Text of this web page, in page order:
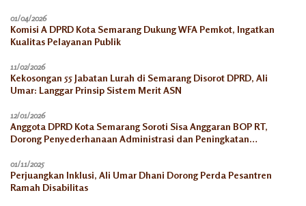
01/04/2026
Komisi A DPRD Kota Semarang Dukung WFA Pemkot, Ingatkan
Kualitas Pelayanan Publik
11/02/2026
Kekosongan 55 Jabatan Lurah di Semarang Disorot DPRD, Ali
Umar: Langgar Prinsip Sistem Merit ASN
12/01/2026
Anggota DPRD Kota Semarang Soroti Sisa Anggaran BOP RT,
Dorong Penyederhanaan Administrasi dan Peningkatan
01/11/2025
Perjuangkan Inklusi, Ali Umar Dhani Dorong Perda Pesantren
Ramah Disabilitas